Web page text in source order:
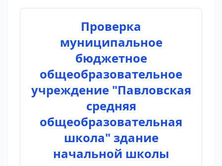
Проверка
муниципальное
бюджетное
общеобразовательное
учреждение "Павловская
средняя
общеобразовательная
школа" здание
начальной школы